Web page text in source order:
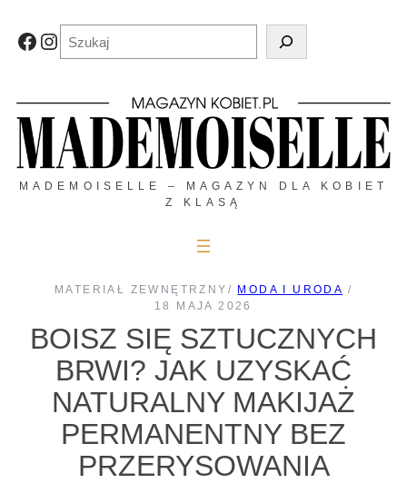
treściFacebook
Instagram
MADEMOISELLE – MAGAZYN DLA KOBIET
Z KLASĄ
MATERIAŁ ZEWNĘTRZNY / MODA I URODA /
18 MAJA 2026
BOISZ SIĘ SZTUCZNYCH
BRWI? JAK UZYSKAĆ
NATURALNY MAKIJAŻ
PERMANENTNY BEZ
PRZERYSOWANIA